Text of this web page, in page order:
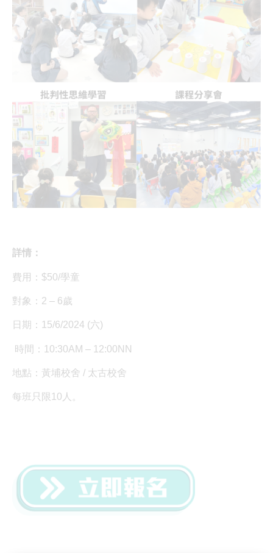
詳情：
費用：$50/學童
對象：2 – 6歲
日期：15/6/2024 (六)
時間：10:30AM – 12:00NN
地點：黃埔校舍 / 太古校舍
每班只限10人。